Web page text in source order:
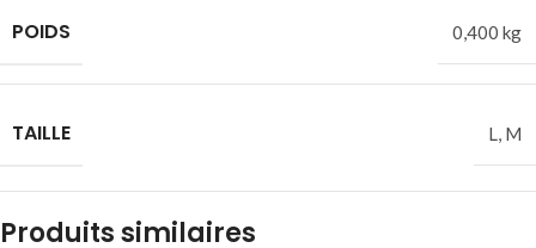
POIDS 0,400 kg
TAILLE L, M
Produits similaires